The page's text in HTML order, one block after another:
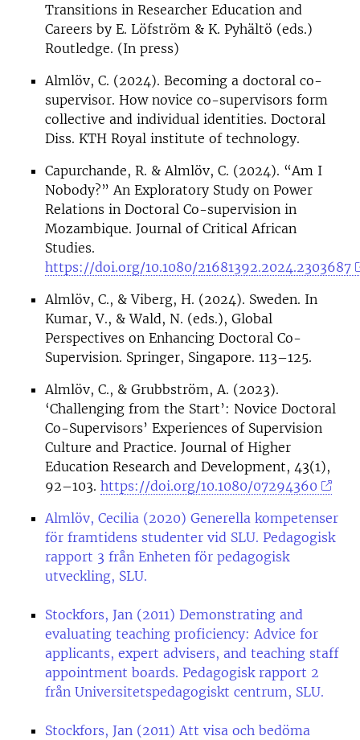
Transitions in Researcher Education and
Careers by E. Löfström & K. Pyhältö (eds.)
Routledge. (In press)
Almlöv, C. (2024). Becoming a doctoral co-
supervisor. How novice co-supervisors form
collective and individual identities. Doctoral
Diss. KTH Royal institute of technology.
Capurchande, R. & Almlöv, C. (2024). “Am I
Nobody?” An Exploratory Study on Power
Relations in Doctoral Co-supervision in
Mozambique. Journal of Critical African
Studies.
https://doi.org/10.1080/21681392.2024.2303687
Almlöv, C., & Viberg, H. (2024). Sweden. In
Kumar, V., & Wald, N. (eds.), Global
Perspectives on Enhancing Doctoral Co-
Supervision. Springer, Singapore. 113–125.
Almlöv, C., & Grubbström, A. (2023).
‘Challenging from the Start’: Novice Doctoral
Co-Supervisors’ Experiences of Supervision
Culture and Practice. Journal of Higher
Education Research and Development, 43(1),
92–103. https://doi.org/10.1080/07294360
Almlöv, Cecilia (2020) Generella kompetenser
för framtidens studenter vid SLU. Pedagogisk
rapport 3 från Enheten för pedagogisk
utveckling, SLU.
Stockfors, Jan (2011) Demonstrating and
evaluating teaching proficiency: Advice for
applicants, expert advisers, and teaching staff
appointment boards. Pedagogisk rapport 2
från Universitetspedagogiskt centrum, SLU.
Stockfors, Jan (2011) Att visa och bedöma